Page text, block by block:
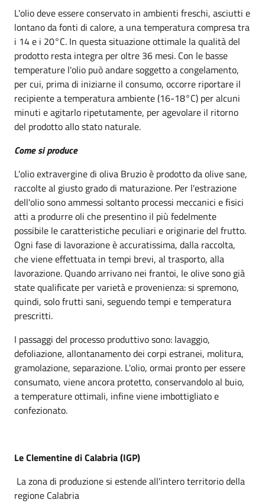
L'olio deve essere conservato in ambienti freschi, asciutti e
lontano da fonti di calore, a una temperatura compresa tra
i 14 e i 20°C. In questa situazione ottimale la qualità del
prodotto resta integra per oltre 36 mesi. Con le basse
temperature l'olio può andare soggetto a congelamento,
per cui, prima di iniziarne il consumo, occorre riportare il
recipiente a temperatura ambiente (16-18°C) per alcuni
minuti e agitarlo ripetutamente, per agevolare il ritorno
del prodotto allo stato naturale.
Come si produce
L'olio extravergine di oliva Bruzio è prodotto da olive sane,
raccolte al giusto grado di maturazione. Per l'estrazione
dell'olio sono ammessi soltanto processi meccanici e fisici
atti a produrre oli che presentino il più fedelmente
possibile le caratteristiche peculiari e originarie del frutto.
Ogni fase di lavorazione è accuratissima, dalla raccolta,
che viene effettuata in tempi brevi, al trasporto, alla
lavorazione. Quando arrivano nei frantoi, le olive sono già
state qualificate per varietà e provenienza: si spremono,
quindi, solo frutti sani, seguendo tempi e temperatura
prescritti.
I passaggi del processo produttivo sono: lavaggio,
defoliazione, allontanamento dei corpi estranei, molitura,
gramolazione, separazione. L'olio, ormai pronto per essere
consumato, viene ancora protetto, conservandolo al buio,
a temperature ottimali, infine viene imbottigliato e
confezionato.
Le Clementine di Calabria (IGP)
La zona di produzione si estende all'intero territorio della
regione Calabria